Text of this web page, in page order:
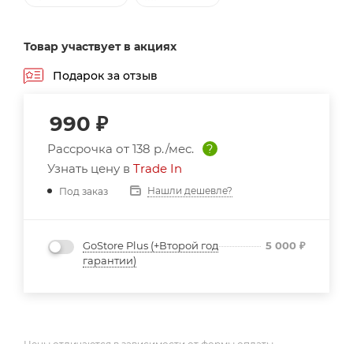
Товар участвует в акциях
Подарок за отзыв
990 ₽
Рассрочка от 138 р./мес.
?
Узнать цену в Trade In
Под заказ Нашли дешевле?
GoStore Plus (+Второй год
гарантии)
5 000 ₽